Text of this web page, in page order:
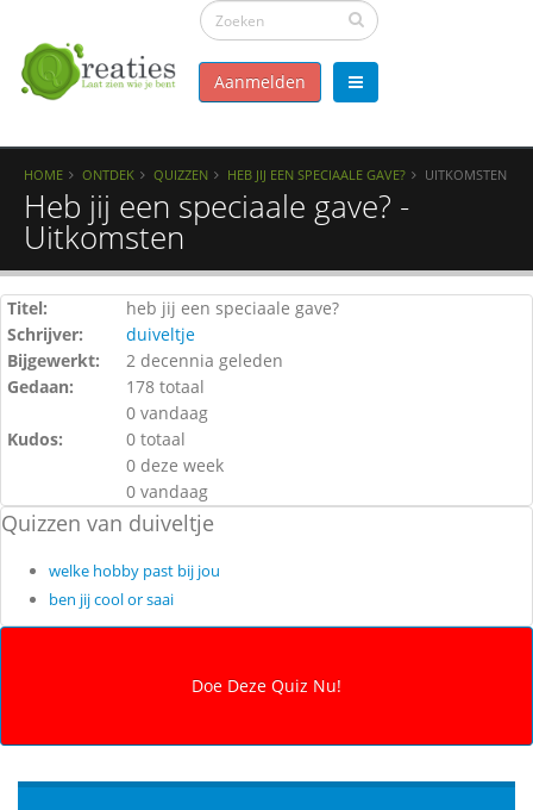
Aanmelden
HOME ONTDEK QUIZZEN HEB JIJ EEN SPECIAALE GAVE? UITKOMSTEN
Heb jij een speciaale gave? -
Uitkomsten
Titel:
heb jij een speciaale gave?
Schrijver:
duiveltje
Bijgewerkt:
2 decennia geleden
Gedaan:
178 totaal
0 vandaag
Kudos:
0 totaal
0 deze week
0 vandaag
Quizzen van duiveltje
welke hobby past bij jou
ben jij cool or saai